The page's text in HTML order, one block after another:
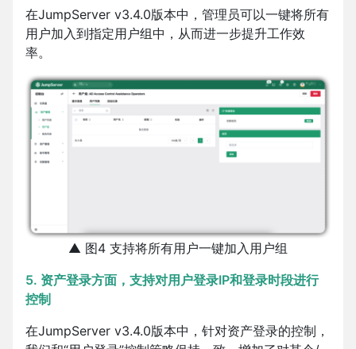
在JumpServer v3.4.0版本中，管理员可以一键将所有
用户加入到指定用户组中，从而进一步提升工作效
率。
▲ 图4 支持将所有用户一键加入用户组
5. 资产登录方面，支持对用户登录IP和登录时段进行
控制
在JumpServer v3.4.0版本中，针对资产登录的控制，